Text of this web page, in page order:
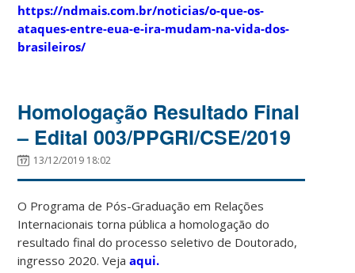
https://ndmais.com.br/noticias/o-que-os-
ataques-entre-eua-e-ira-mudam-na-vida-dos-
brasileiros/
Homologação Resultado Final
– Edital 003/PPGRI/CSE/2019
13/12/2019 18:02
O Programa de Pós-Graduação em Relações
Internacionais torna pública a homologação do
resultado final do processo seletivo de Doutorado,
ingresso 2020. Vejaaqui.